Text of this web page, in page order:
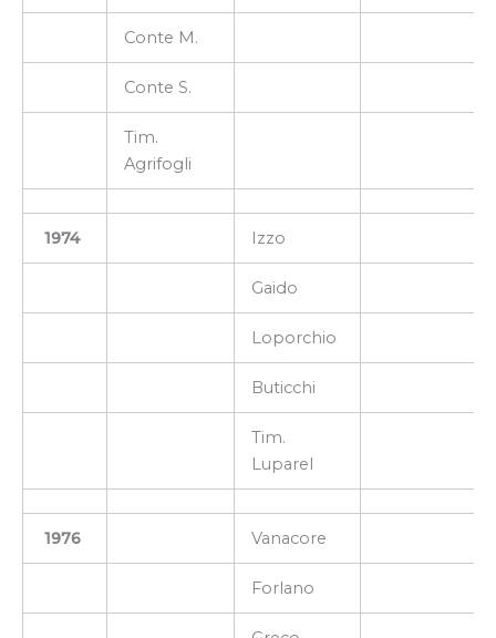
Conte M.
Conte S.
Tim.
Agrifogli
1974 Izzo
Gaido
Loporchio
Buticchi
Tim.
Luparel
1976 Vanacore
Forlano